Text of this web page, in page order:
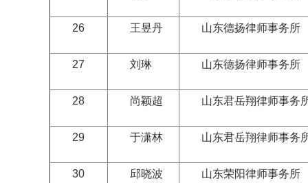
26 王昱丹 山东德扬律师事务所
27 刘琳 山东德扬律师事务所
28 尚颖超 山东君岳翔律师事务
29 于潇林 山东君岳翔律师事务
30 邱晓波 山东荣阳律师事务所